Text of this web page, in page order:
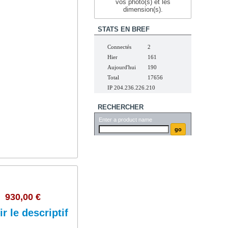
930,00 €
le descriptif
vos photo(s) et les
dimension(s).
STATS EN BREF
Connectés
2
Hier
161
Aujourd'hui
190
Total
17656
IP 204.236.226.210
RECHERCHER
Enter a product name